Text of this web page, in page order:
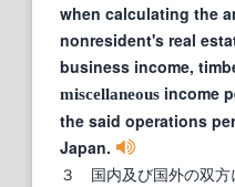
when calculating the
nonresident's real
business income,
miscellaneous income
the said operations
Japan.
３ 国内及び国外の双方